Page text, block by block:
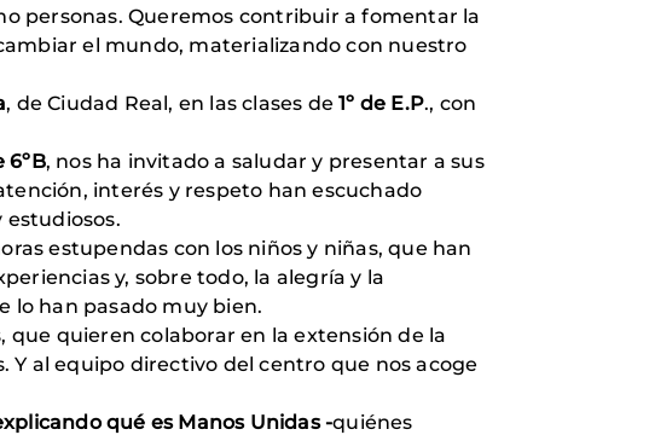
personas. Queremos contribuir a fomentar la
el mundo, materializando con nuestro
, de Ciudad Real, en las clases de1º de E.P., con
6ºB, nos ha invitado a saludar y presentar a sus
interés y respeto han escuchado
estudiosos.
estupendas con los niños y niñas, que han
y, sobre todo, la alegría y la
lo han pasado muy bien.
que quieren colaborar en la extensión de la
Y al equipo directivo del centro que nos acoge
qué es Manos Unidas -quiénes